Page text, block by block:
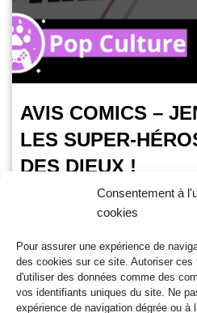
Consentement à
cookies
Pour assurer une expérience de
des cookies sur ce site. Autoriser ces
d'utiliser des données comme des
vos identifiants uniques du site. Ne
expérience de navigation dégrée ou à
AVIS COMICS –
LES SUPER-
DES DIEUX !
OursGamer 9 juillet 2025
Ce vendredi 11 juillet 2025
Comics. Une aventure qui met
éponyme inventé pour The